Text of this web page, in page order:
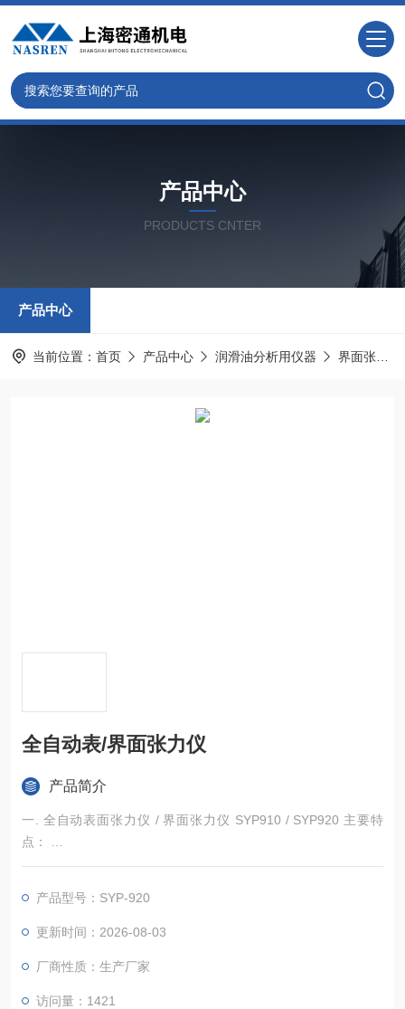
产品中心
PRODUCTS CNTER
产品中心
当前位置： 首页 产品中心 润滑油分析用仪器 界面张力试验仪器
全自动表/界面张力仪
产品简介
一. 全自动表面张力仪 / 界面张力仪 SYP910 / SYP920 主要特
点：
SYP910, SYP920是我公司之前生产的 SYP-810, SYP-811,SYP-
* 采用4.3英寸触摸屏，所有操作及信息都在屏幕上完成或显示；
* 采用电磁力平衡原理的传感器，高灵敏、高精度、高重复；全
产品型号：SYP-920
更新时间：2026-08-03
厂商性质：生产厂家
访问量：1421